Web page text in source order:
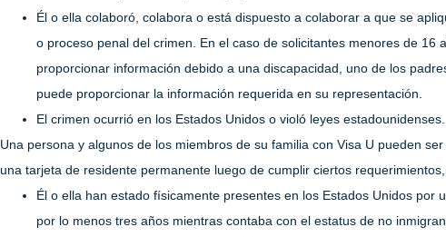
Él o ella colaboró, colabora o está dispuesto a colaborar a que se
o proceso penal del crimen. En el caso de solicitantes menores de 16
proporcionar información debido a una discapacidad, uno de los
puede proporcionar la información requerida en su representación.
El crimen ocurrió en los Estados Unidos o violó leyes estadounidenses.
Una persona y algunos de los miembros de su familia con Visa U pueden
una tarjeta de residente permanente luego de cumplir ciertos
Él o ella han estado físicamente presentes en los Estados Unidos por
por lo menos tres años mientras contaba con el estatus de no